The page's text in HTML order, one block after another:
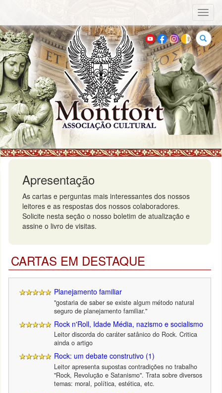
Buscar
Apresentação
As cartas e perguntas mais interessantes dos nossos
leitores e as respostas dos nossos colaboradores.
Solicite nesta seção o nosso boletim de atualização e
assine o livro de visitas.
CARTAS EM DESTAQUE
Planejamento familiar
"gostaria de saber se existe algum método natural
seguro de planejamento familiar."
Rock n'Roll, Idade Média, nazismo e socialismo
Leitor discorda do caráter satânico do Rock. Critica
ainda o artigo
Rock: um debate construtivo (1)
Leitor apresenta supostas contradições no trabalho
"Rock, Revolução e Satanismo". Trata sobre diversos
temas: moral, política, estética, etc.